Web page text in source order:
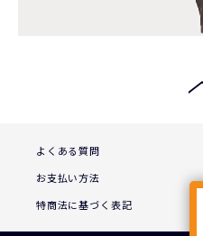
よくある質問
お支払い方法
特商法に基づく表記